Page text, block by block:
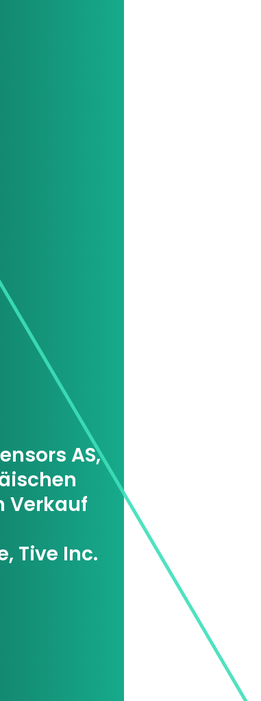
AS,
Verkauf
Tive Inc.